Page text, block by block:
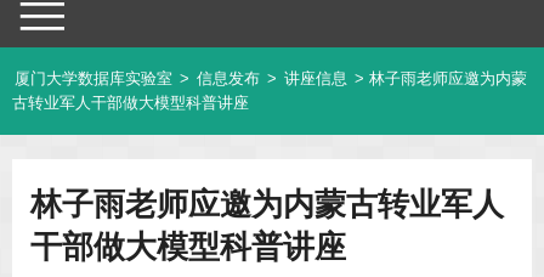
厦门大学数据库实验室 > 信息发布 > 讲座信息 > 林子雨老师应邀为内蒙
古转业军人干部做大模型科普讲座
林子雨老师应邀为内蒙古转业军人
干部做大模型科普讲座